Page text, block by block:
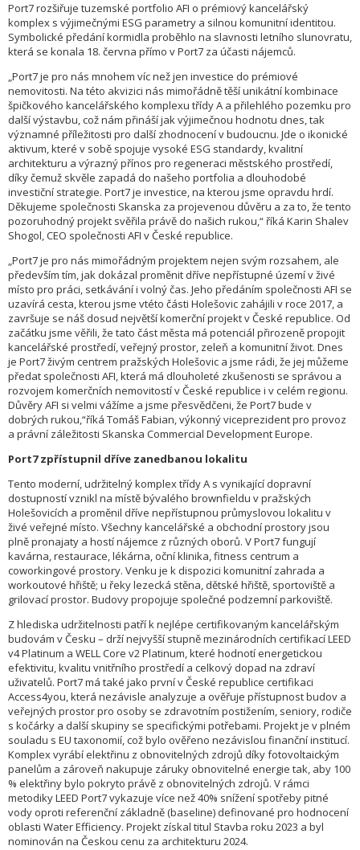
Port7 rozšiřuje tuzemské portfolio AFI o prémiový kancelářský
komplex s výjimečnými ESG parametry a silnou komunitní identitou.
Symbolické předání kormidla proběhlo na slavnosti letního slunovratu,
která se konala 18. června přímo v Port7 za účasti nájemců.
„Port7 je pro nás mnohem víc než jen investice do prémiové
nemovitosti. Na této akvizici nás mimořádně těší unikátní kombinace
špičkového kancelářského komplexu třídy A a přilehlého pozemku pro
další výstavbu, což nám přináší jak výjimečnou hodnotu dnes, tak
významné příležitosti pro další zhodnocení v budoucnu. Jde o ikonické
aktivum, které v sobě spojuje vysoké ESG standardy, kvalitní
architekturu a výrazný přínos pro regeneraci městského prostředí,
díky čemuž skvěle zapadá do našeho portfolia a dlouhodobé
investiční strategie. Port7 je investice, na kterou jsme opravdu hrdí.
Děkujeme společnosti Skanska za projevenou důvěru a za to, že tento
pozoruhodný projekt svěřila právě do našich rukou,“ říká Karin Shalev
Shogol, CEO společnosti AFI v České republice.
„Port7 je pro nás mimořádným projektem nejen svým rozsahem, ale
především tím, jak dokázal proměnit dříve nepřístupné území v živé
místo pro práci, setkávání i volný čas. Jeho předáním společnosti AFI se
uzavírá cesta, kterou jsme vtéto části Holešovic zahájili v roce 2017, a
završuje se náš dosud největší komerční projekt v České republice. Od
začátku jsme věřili, že tato část města má potenciál přirozeně propojit
kancelářské prostředí, veřejný prostor, zeleň a komunitní život. Dnes
je Port7 živým centrem pražských Holešovic a jsme rádi, že jej můžeme
předat společnosti AFI, která má dlouholeté zkušenosti se správou a
rozvojem komerčních nemovitostí v České republice i v celém regionu.
Důvěry AFI si velmi vážíme a jsme přesvědčeni, že Port7 bude v
dobrých rukou,“říká Tomáš Fabian, výkonný viceprezident pro provoz
a právní záležitosti Skanska Commercial Development Europe.
Port7 zpřístupnil dříve zanedbanou lokalitu
Tento moderní, udržitelný komplex třídy A s vynikající dopravní
dostupností vznikl na místě bývalého brownfieldu v pražských
Holešovicích a proměnil dříve nepřístupnou průmyslovou lokalitu v
živé veřejné místo. Všechny kancelářské a obchodní prostory jsou
plně pronajaty a hostí nájemce z různých oborů. V Port7 fungují
kavárna, restaurace, lékárna, oční klinika, fitness centrum a
coworkingové prostory. Venku je k dispozici komunitní zahrada a
workoutové hřiště; u řeky lezecká stěna, dětské hřiště, sportoviště a
grilovací prostor. Budovy propojuje společné podzemní parkoviště.
Z hlediska udržitelnosti patří k nejlépe certifikovaným kancelářským
budovám v Česku – drží nejvyšší stupně mezinárodních certifikací LEED
v4 Platinum a WELL Core v2 Platinum, které hodnotí energetickou
efektivitu, kvalitu vnitřního prostředí a celkový dopad na zdraví
uživatelů. Port7 má také jako první v České republice certifikaci
Access4you, která nezávisle analyzuje a ověřuje přístupnost budov a
veřejných prostor pro osoby se zdravotním postižením, seniory, rodiče
s kočárky a další skupiny se specifickými potřebami. Projekt je v plném
souladu s EU taxonomií, což bylo ověřeno nezávislou finanční institucí.
Komplex vyrábí elektřinu z obnovitelných zdrojů díky fotovoltaickým
panelům a zároveň nakupuje záruky obnovitelné energie tak, aby 100
% elektřiny bylo pokryto právě z obnovitelných zdrojů. V rámci
metodiky LEED Port7 vykazuje více než 40% snížení spotřeby pitné
vody oproti referenční základně (baseline) definované pro hodnocení
oblasti Water Efficiency. Projekt získal titul Stavba roku 2023 a byl
nominován na Českou cenu za architekturu 2024.